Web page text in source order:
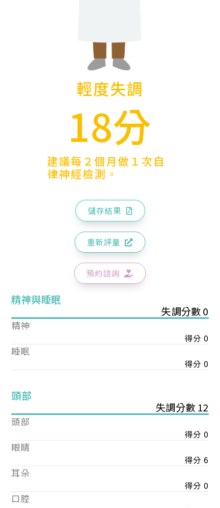
輕度失調
18分
建議每２個月做１次自
律神經檢測。
儲存結果
重新評量
預約諮詢
精神與睡眠
失調分數 0
精神
得分 0
睡眠
得分 0
頭部
失調分數 12
頭部
得分 0
眼睛
得分 6
耳朵
得分 0
口腔